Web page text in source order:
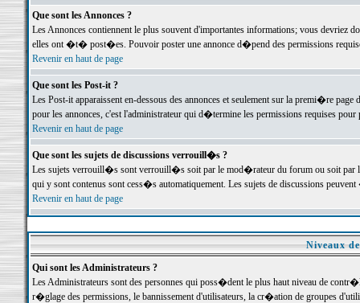
Que sont les Annonces ?
Les Annonces contiennent le plus souvent d'importantes informations; vous devriez
elles ont �t� post�es. Pouvoir poster une annonce d�pend des permissions
Revenir en haut de page
Que sont les Post-it ?
Les Post-it apparaissent en-dessous des annonces et seulement sur la premi�re
pour les annonces, c'est l'administrateur qui d�termine les permissions requises pour
Revenir en haut de page
Que sont les sujets de discussions verrouill�s ?
Les sujets verrouill�s sont verrouill�s soit par le mod�rateur du forum ou soit par
qui y sont contenus sont cess�s automatiquement. Les sujets de discussions
Revenir en haut de page
Niveaux
Qui sont les Administrateurs ?
Les Administrateurs sont des personnes qui poss�dent le plus haut niveau de
r�glage des permissions, le bannissement d'utilisateurs, la cr�ation de groupes